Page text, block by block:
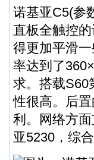
诺基亚C5(参
直板全触控
得更加平滑
率达到了
求。搭载S60
性很高。后
利。网络方
亚5230，综